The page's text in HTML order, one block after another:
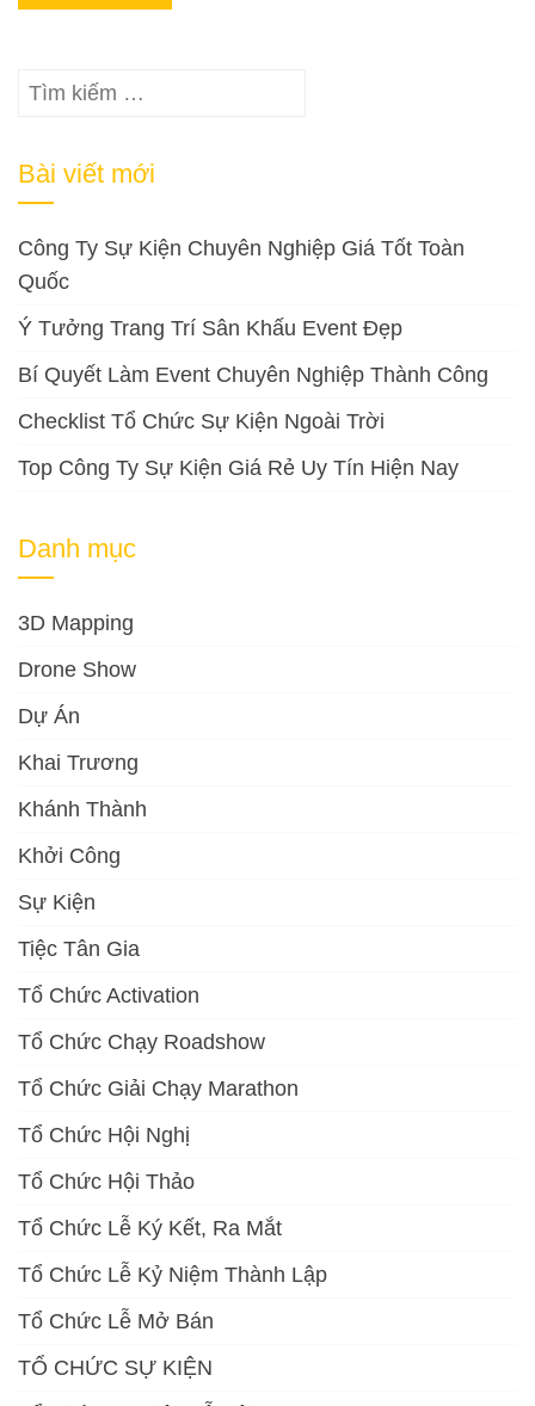
Tìm
Bài viết mới
Công Ty Sự Kiện Chuyên Nghiệp Giá Tốt Toàn
Quốc
Ý Tưởng Trang Trí Sân Khấu Event Đẹp
Bí Quyết Làm Event Chuyên Nghiệp Thành Công
Checklist Tổ Chức Sự Kiện Ngoài Trời
Top Công Ty Sự Kiện Giá Rẻ Uy Tín Hiện Nay
Danh mục
3D Mapping
Drone Show
Dự Án
Khai Trương
Khánh Thành
Khởi Công
Sự Kiện
Tiệc Tân Gia
Tổ Chức Activation
Tổ Chức Chạy Roadshow
Tổ Chức Giải Chạy Marathon
Tổ Chức Hội Nghị
Tổ Chức Hội Thảo
Tổ Chức Lễ Ký Kết, Ra Mắt
Tổ Chức Lễ Kỷ Niệm Thành Lập
Tổ Chức Lễ Mở Bán
TỔ CHỨC SỰ KIỆN